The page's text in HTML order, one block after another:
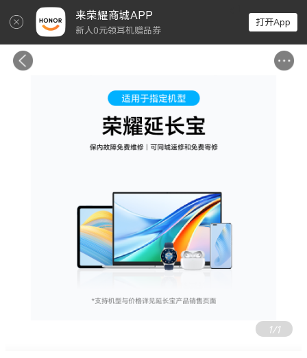
来荣耀商城APP
新人0元领耳机赠品券
打开App
1/1